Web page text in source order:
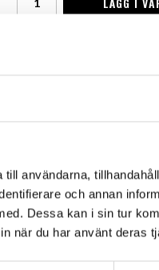
användarna,
och annan
Dessa kan i sin tur
när du har använt deras
Finns i lager för
Supermjuka laserskurna
från ett par löparshorts till
Specifikation:
76 % polyamid, 24 %
Supermjukt
Laserskurna kanter
Material med 4-vägs
Luktkontrollteknik
Fylligare